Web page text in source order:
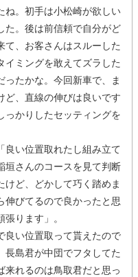
ね。初手は小松崎が欲しい
た。後は前信頼で自分がど
て、お客さんはスルーした
イミングを敢えてズラした
ったかな。今回新車で、ま
ど、直線の伸びは良いです
っかりしたセッティングを
い位置取れたし組み立て
垣さんのコースを見て判断
けど、どかして巧く踏めま
伸びてるので良かったと思
ります」。
い位置取って貰えたので
長島君が中団でフタしてた
来れるのは鳥取君だと思っ